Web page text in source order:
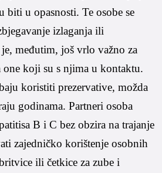
biti u opasnosti. Te osobe se
izlaganja ili
međutim, još vrlo važno za
one koji su s njima u kontaktu.
koristiti prezervative, možda
godinama. Partneri osoba
B i C bez obzira na trajanje
zajedničko korištenje osobnih
ili četkice za zube i